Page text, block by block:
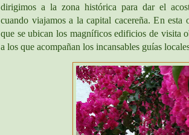
dirigimos a la zona histórica para dar el
cuando viajamos a la capital cacereña. En esta
que se ubican los magníficos edificios de visita
a los que acompañan los incansables guías